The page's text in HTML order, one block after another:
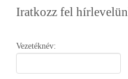
Iratkozz fel
Vezetéknév: